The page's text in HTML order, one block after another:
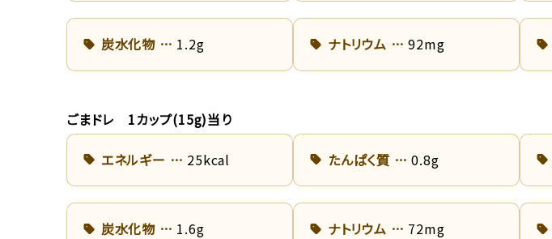
炭水化物 1.2g ナトリウム 92mg
ごまドレ 1カップ(15g)当り
エネルギー 25kcal たんぱく質 0.8g
炭水化物 1.6g ナトリウム 72mg